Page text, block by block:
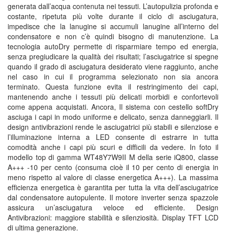
generata dall’acqua contenuta nei tessuti. L’autopulizia profonda e
costante, ripetuta più volte durante il ciclo di asciugatura,
impedisce che la lanugine si accumuli lanugine all’interno del
condensatore e non c’è quindi bisogno di manutenzione. La
tecnologia autoDry permette di risparmiare tempo ed energia,
senza pregiudicare la qualità dei risultati; l’asciugatrice si spegne
quando il grado di asciugatura desiderato viene raggiunto, anche
nel caso in cui il programma selezionato non sia ancora
terminato. Questa funzione evita il restringimento dei capi,
mantenendo anche i tessuti più delicati morbidi e confortevoli
come appena acquistati. Ancora, Il sistema con cestello softDry
asciuga i capi in modo uniforme e delicato, senza danneggiarli. Il
design antivibrazioni rende le asciugatrici più stabili e silenziose e
l’illuminazione interna a LED consente di estrarre in tutta
comodità anche i capi più scuri e difficili da vedere. In foto il
modello top di gamma WT48Y7W9II M della serie iQ800, classe
A+++ -10 per cento (consuma cioè il 10 per cento di energia in
meno rispetto al valore di classe energetica A+++). La massima
efﬁcienza energetica è garantita per tutta la vita dell’asciugatrice
dal condensatore autopulente. Il motore inverter senza spazzole
assicura un’asciugatura veloce ed efficiente. Design
Antivibrazioni: maggiore stabilità e silenziosità. Display TFT LCD
di ultima generazione.